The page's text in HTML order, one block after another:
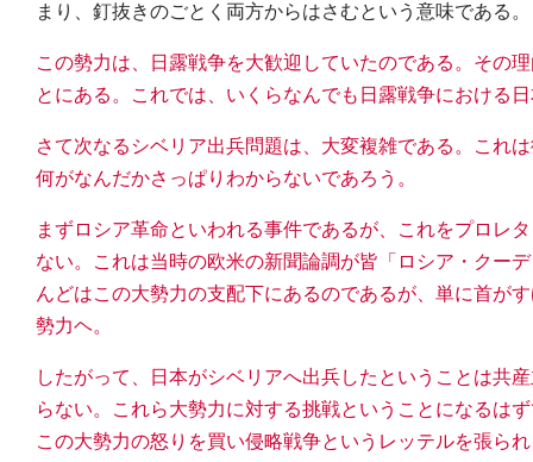
まり、釘抜きのごとく両方からはさむという意味である。
この勢力は、日露戦争を大歓迎していたのである。その
とにある。これでは、いくらなんでも日露戦争における
さて次なるシベリア出兵問題は、大変複雑である。これ
何がなんだかさっぱりわからないであろう。
まずロシア革命といわれる事件であるが、これをプロレ
ない。これは当時の欧米の新聞論調が皆「ロシア・クー
んどはこの大勢力の支配下にあるのであるが、単に首が
勢力ヘ。
したがって、日本がシベリアへ出兵したということは共
らない。これら大勢力に対する挑戦ということになるは
この大勢力の怒りを買い侵略戦争というレッテルを張ら